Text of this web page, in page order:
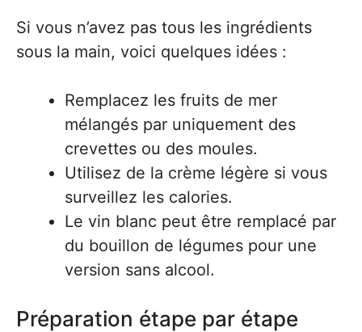
Si vous n’avez pas tous les ingrédients
sous la main, voici quelques idées :
Remplacez les fruits de mer
mélangés par uniquement des
crevettes ou des moules.
Utilisez de la crème légère si vous
surveillez les calories.
Le vin blanc peut être remplacé par
du bouillon de légumes pour une
version sans alcool.
Préparation étape par étape